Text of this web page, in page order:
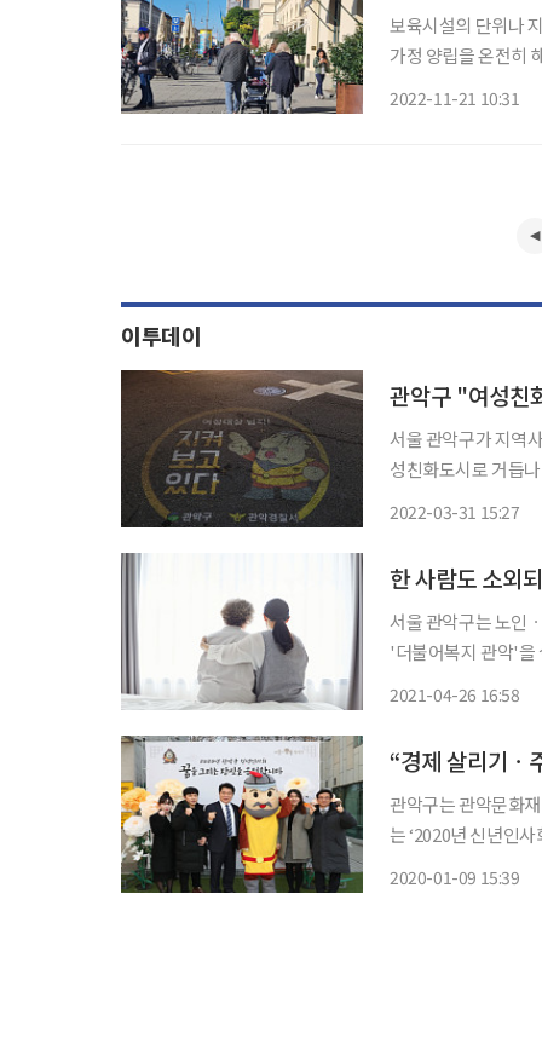
보육시설의 단위나
가정 양립을 온전히
2022-11-21 10:31
이투데이
관악구 "여성친
서울 관악구가 지역
성친화도시로 거듭나고 있다. 31일 관악구에 따르면 구는 주민
2022-03-31 15:27
한 사람도 소외
서울 관악구는 노인
'더불어복지 관악'을 실현하겠다고 26
2021-04-26 16:58
“경제 살리기ㆍ
관악구는 관악문화
는 ‘2020년 신년인사회’를 개최했
2020-01-09 15:39